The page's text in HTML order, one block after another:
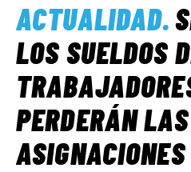
SERVICIOS SOCIALES
INFORMES
FUERA DE MEGÁFONO
ACTUALIDAD.
LOS SUELDOS
PERDERÁN LAS